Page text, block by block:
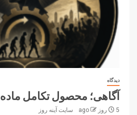
دیدگاه
آگاهی؛ محصول تکامل ماده
5 روز ago سایت آینه‌ روز